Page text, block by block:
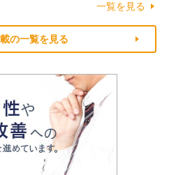
一覧を見る
の一覧を見る